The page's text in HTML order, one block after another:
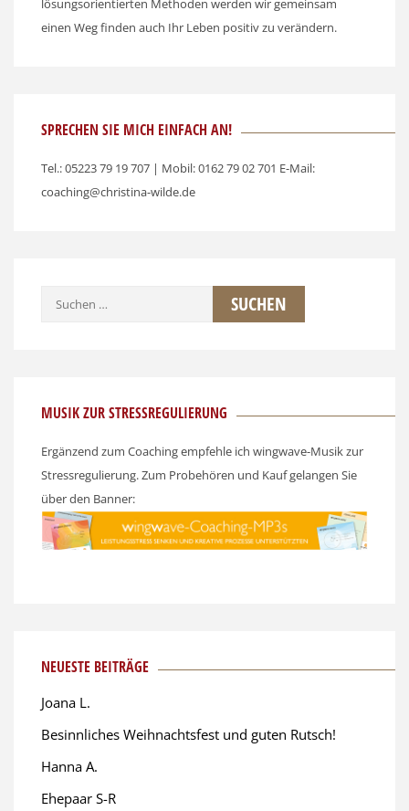
lösungsorientierten Methoden werden wir gemeinsam
einen Weg finden auch Ihr Leben positiv zu verändern.
SPRECHEN SIE MICH EINFACH AN!
Tel.: 05223 79 19 707 | Mobil: 0162 79 02 701 E-Mail:
coaching@christina-wilde.de
Suchen
MUSIK ZUR STRESSREGULIERUNG
Ergänzend zum Coaching empfehle ich wingwave-Musik zur
Stressregulierung. Zum Probehören und Kauf gelangen Sie
über den Banner:
NEUESTE BEITRÄGE
Joana L.
Besinnliches Weihnachtsfest und guten Rutsch!
Hanna A.
Ehepaar S-R